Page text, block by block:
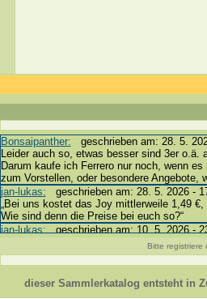
Bonsaipanther: geschrieben am: 28. 5.
Leider auch so, etwas besser sind 3er o.ä.
Darum kaufe ich Ferrero nur noch, wenn
zum Vorstellen, oder besondere Angebote,
jan-lukas: geschrieben am: 28. 5. 2026 -
„Bei uns kostet das Joy mittlerweile 1,49
Wie sind denn die Preise bei euch so?“
jan-lukas:geschrieben am: 10. 5. 2026 -
Bonsaipanther:geschrieben am: 10. 5.
@ Harald
https://www.ue-ei-portal-
Dein Enkel sollte zur Strafe die nächsten
Bitte registriere
dieser Sammlerkatalog entsteht in